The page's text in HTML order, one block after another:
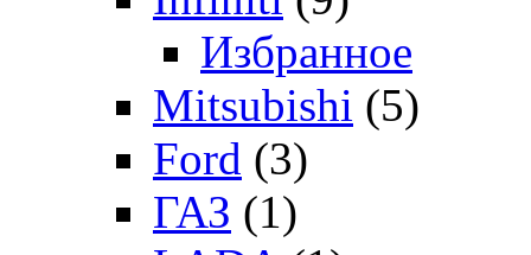
Избранное
Mitsubishi (5)
Ford (3)
ГАЗ (1)